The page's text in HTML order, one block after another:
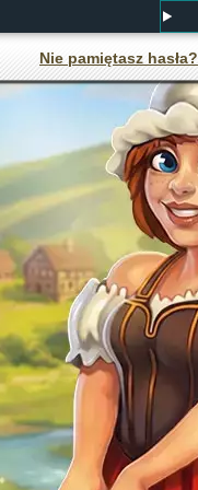
Nie pamiętasz hasła?